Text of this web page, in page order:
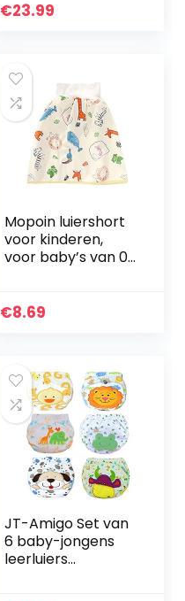
stuks
€23.99
Mopoin luiershort
voor kinderen,
voor baby’s van 0-
taille,
€8.69
JT-Amigo Set van
6 baby-jongens
leerluiers